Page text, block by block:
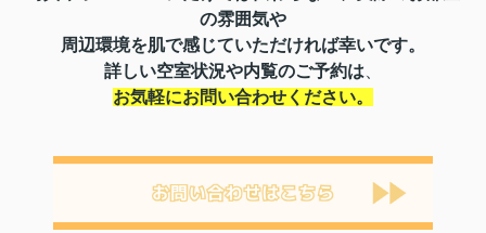
の雰囲気や
周辺環境を肌で感じていただければ幸いです。
詳しい空室状況や内覧のご予約は
お気軽にお問い合わせください。